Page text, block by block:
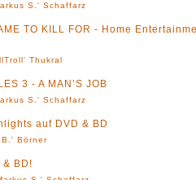
S.' Schaffarz
TO KILL FOR - Home
Thukral
3 - A MAN’S JOB
S.' Schaffarz
auf DVD & BD
Börner
BD!